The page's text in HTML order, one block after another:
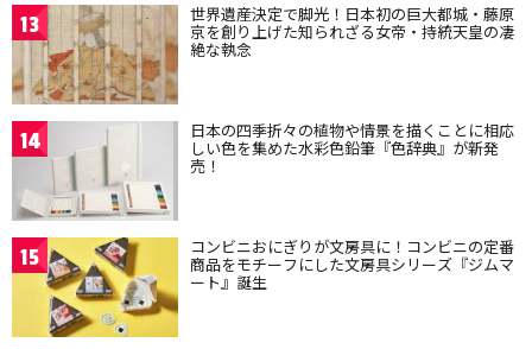
13 世界遺産決定で脚光！日本初の巨大都城・藤原
京を創り上げた知られざる女帝・持統天皇の凄
絶な執念
14 日本の四季折々の植物や情景を描くことに相応
しい色を集めた水彩色鉛筆『色辞典』が新発
売！
15 コンビニおにぎりが文房具に！コンビニの定番
商品をモチーフにした文房具シリーズ『ジムマ
ート』誕生